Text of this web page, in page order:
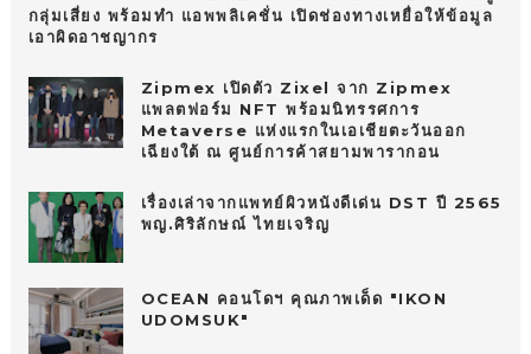
กลุ่มเสี่ยง พร้อมทำ แอพพลิเคชั่น เปิดช่องทางเหยื่อให้ข้อมูล
เอาผิดอาชญากร
Zipmex เปิดตัว Zixel จาก Zipmex
แพลตฟอร์ม NFT พร้อมนิทรรศการ
Metaverse แห่งแรกในเอเชียตะวันออก
เฉียงใต้ ณ ศูนย์การค้าสยามพารากอน
เรื่องเล่าจากแพทย์ผิวหนังดีเด่น DST ปี 2565
พญ.ศิริลักษณ์ ไทยเจริญ
OCEAN คอนโดฯ คุณภาพเด็ด "IKON
UDOMSUK"